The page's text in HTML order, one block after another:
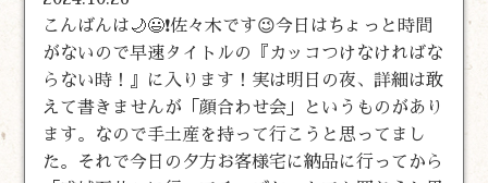
こんばんは🌙😃❗佐々木です😉今日はちょっと時間
がないので早速タイトルの『カッコつけなければな
らない時！』に入ります！実は明日の夜、詳細は敢
えて書きませんが「顔合わせ会」というものがあり
ます。なので手土産を持って行こうと思ってまし
た。それで今日の夕方お客様宅に納品に行ってから